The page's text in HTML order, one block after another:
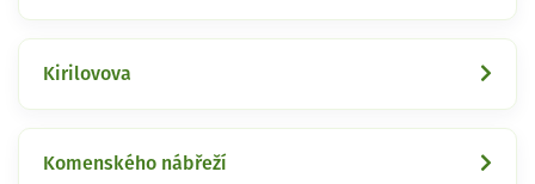
Kirilovova
Komenského nábřeží